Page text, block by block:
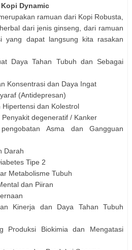
Dynamic
ramuan dari Kopi Robusta,
dari jenis ginseng, dari ramuan
yang dapat langsung kita rasakan
Daya Tahan Tubuh dan Sebagai
Konsentrasi dan Daya Ingat
(Antidepresan)
dan Kolestrol
degeneratif / Kanker
Asma dan Gangguan
Darah
Tipe 2
Metabolisme Tubuh
dan Piiran
Kinerja dan Daya Tahan Tubuh
Produksi Biokimia dan Mengatasi